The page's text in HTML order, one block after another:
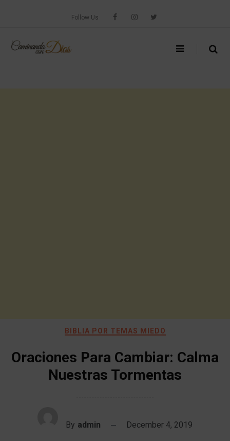
Follow Us
BIBLIA POR TEMAS MIEDO
Oraciones Para Cambiar: Calma
Nuestras Tormentas
By admin December 4, 2019